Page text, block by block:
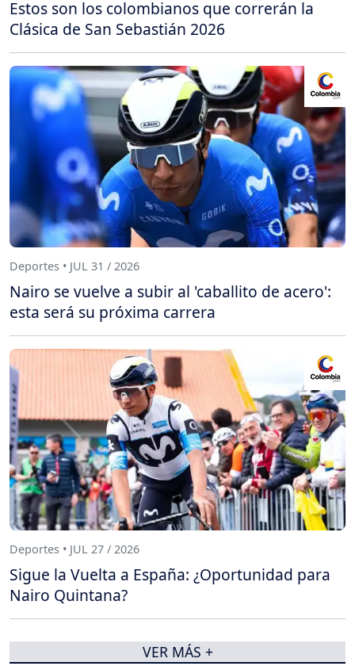
Estos son los colombianos que correrán la
Clásica de San Sebastián 2026
Deportes • JUL 31 / 2026
Nairo se vuelve a subir al 'caballito de acero':
esta será su próxima carrera
Deportes • JUL 27 / 2026
Sigue la Vuelta a España: ¿Oportunidad para
Nairo Quintana?
VER MÁS +